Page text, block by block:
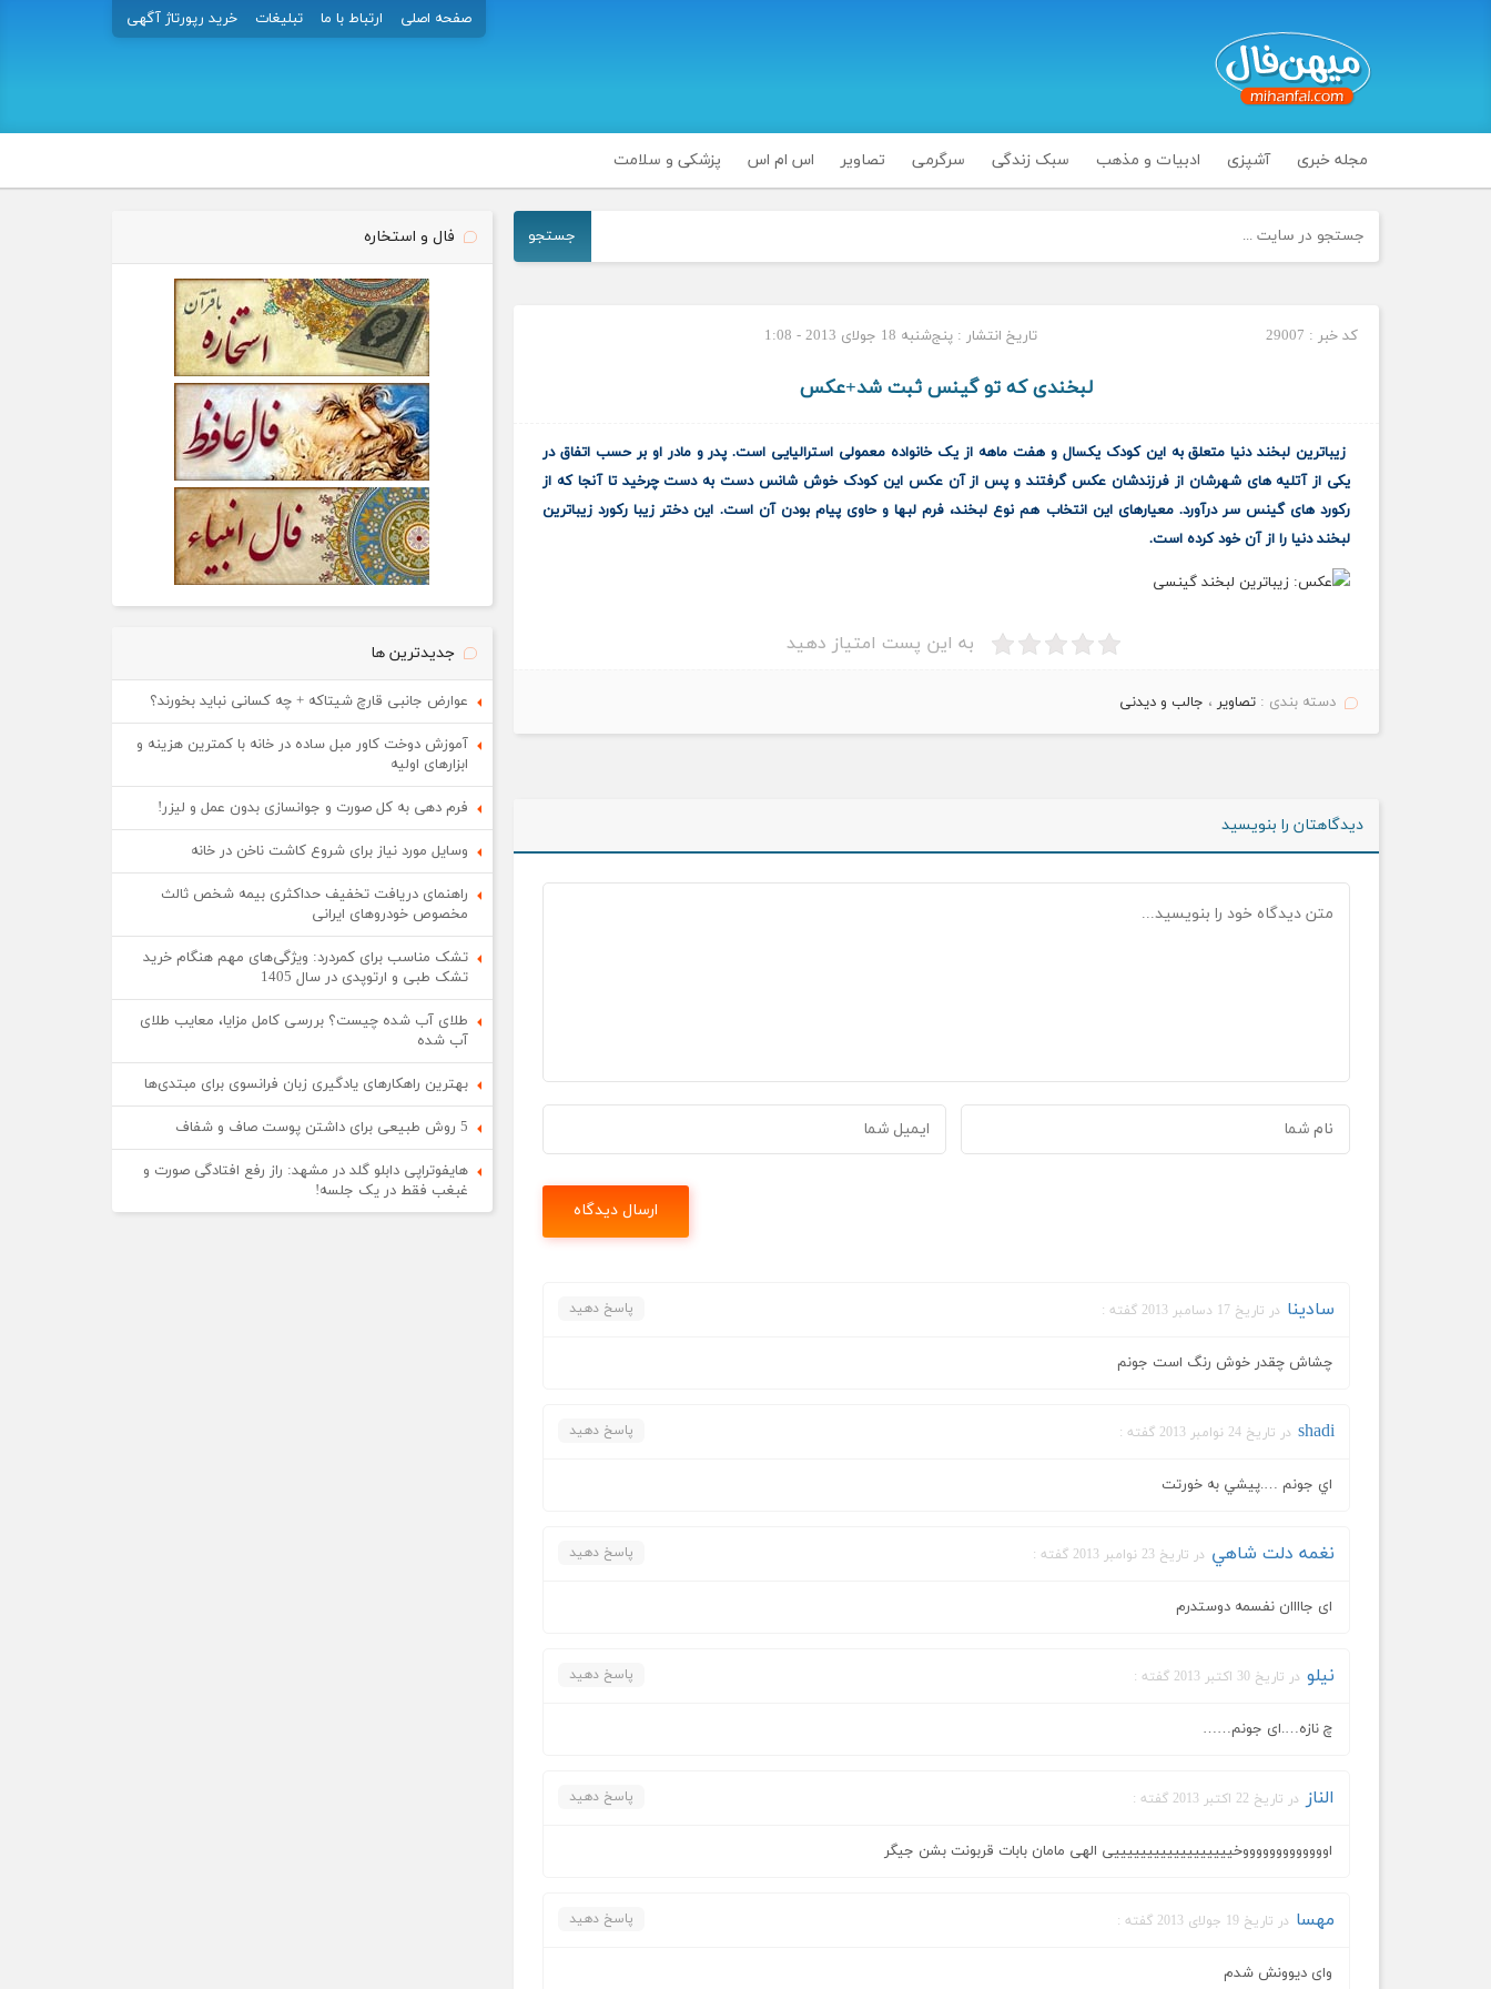
صفحه اصلی ارتباط با ما تبلیغات خرید رپورتاژ آگهی
مجله خبری آشپزی ادبیات و مذهب سبک زندگی سرگرمی تصاویر اس ام اس پزشکی و سلامت
جستجو
کد خبر : 29007 تاریخ انتشار : پنج‌شنبه 18 جولای 2013 - 1:08
لبخندی که تو گینس ثبت شد+عکس
زیباترین لبخند دنیا متعلق به این کودک یکسال و هفت ماهه از یک خانواده معمولی استرالیایی است. پدر و مادر او بر حسب اتفاق در
یکی از آتلیه هایشهرشاناز فرزندشان عکس گرفتند وپس از آن عکس این کودک خوش شانس دست به دستچرخیدتا آنجا که از
رکورد های گینس سر درآورد. معیارهای این انتخاب هم نوع لبخند، فرم لبها و حاوی پیام بودن آن است. این دختر زیبا رکورد زیباترین
لبخند دنیا را از آن خود کرده است.
به این پست امتیاز دهید
دسته بندی :تصاویر ، جالب و دیدنی
دیدگاهتان را بنویسید
سادينا در تاریخ 17 دسامبر 2013 گفته : پاسخ دهید
چشاش چقدر خوش رنگ است جونم
shadi در تاریخ 24 نوامبر 2013 گفته : پاسخ دهید
اي جونم ….پيشي به خورتت
نغمه دلت شاهي در تاریخ 23 نوامبر 2013 گفته : پاسخ دهید
ای جاااان نفسمه دوستدرم
نیلو در تاریخ 30 اکتبر 2013 گفته : پاسخ دهید
چ نازه….ای جونم……
الناز در تاریخ 22 اکتبر 2013 گفته : پاسخ دهید
اوووووووووووووخییییییییییییییییییی الهی مامان بابات قربونت بشن جیگر
مهسا در تاریخ 19 جولای 2013 گفته : پاسخ دهید
وای دیوونش شدم
فال و استخاره
جدیدترین ها
عوارض جانبی قارچ شیتاکه + چه کسانی نباید بخورند؟
آموزش دوخت کاور مبل ساده در خانه با کمترین هزینه و
ابزارهای اولیه
فرم دهی به کل صورت و جوانسازی بدون عمل و لیزر!
وسایل مورد نیاز برای شروع کاشت ناخن در خانه
راهنمای دریافت تخفیف حداکثری بیمه شخص ثالث
مخصوص خودروهای ایرانی
تشک مناسب برای کمردرد: ویژگی‌های مهم هنگام خرید
تشک طبی و ارتوپدی در سال 1405
طلای آب شده چیست؟ بررسی کامل مزایا، معایب طلای
آب شده
بهترین راهکارهای یادگیری زبان فرانسوی برای مبتدی‌ها
5 روش طبیعی برای داشتن پوست صاف و شفاف
هایفوتراپی دابلو گلد در مشهد: راز رفع افتادگی صورت و
غبغب فقط در یک جلسه!